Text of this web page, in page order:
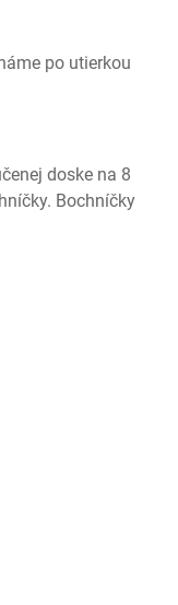
po utierkou
doske na 8
Bochníčky